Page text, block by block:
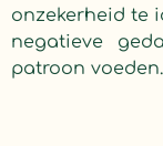
onzekerheid te
negatieve
patroon voeden.